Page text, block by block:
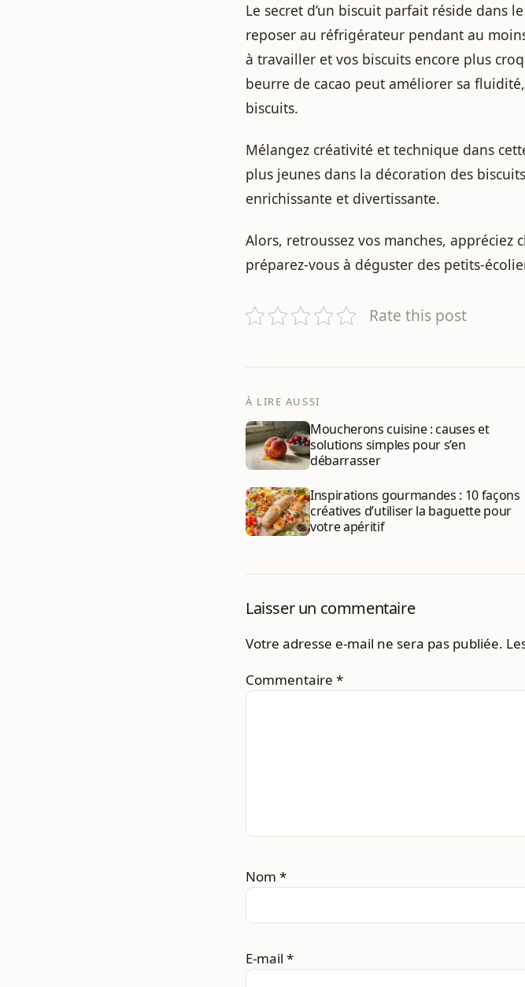
Le secret d’un biscuit parfait réside dans
reposer au réfrigérateur pendant au
à travailler et vos biscuits encore plus
beurre de cacao peut améliorer sa
biscuits.
Mélangez créativité et technique dans
plus jeunes dans la décoration des
enrichissante et divertissante.
Alors, retroussez vos manches,
préparez-vous à déguster des petits-
Rate this post
À LIRE AUSSI
Moucherons cuisine : causes et
solutions simples pour s’en
débarrasser
Inspirations gourmandes : 10 façons
créatives d’utiliser la baguette pour
votre apéritif
Laisser un commentaire
Votre adresse e-mail ne sera pas publiée.
Commentaire *
Nom *
E-mail *